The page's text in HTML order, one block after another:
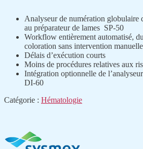
Analyseur de numération globulaire
au préparateur de lames SP-50
Workflow entièrement automatisé,
coloration sans intervention manuelle
Délais d’exécution courts
Moins de procédures relatives aux
Intégration optionnelle de
DI-60
Catégorie : Hématologie